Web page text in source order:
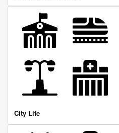
City Life